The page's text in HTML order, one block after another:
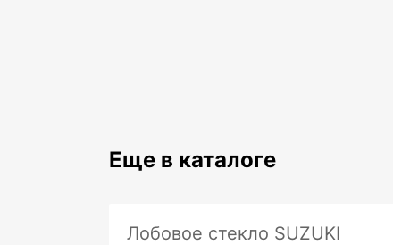
Еще в каталоге
Лобовое стекло SUZUKI